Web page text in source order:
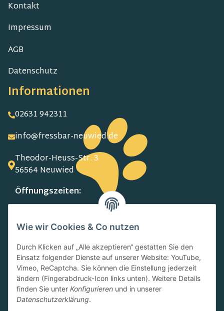
Kontakt
Impressum
AGB
Datenschutz
Informationen
02631 942311
info@fressbar-neuwied.de
Theodor-Heuss-Str. 3
56564 Neuwied
Öffnungszeiten:
09.00-13.00 Uhr
15.00-18.00 Uhr
SA:
10.00-13.00 Uhr
Newsletter
Wie wir Cookies & Co nutzen
Durch Klicken auf „Alle akzeptieren“ gestatten Sie den
Einsatz folgender Dienste auf unserer Website: YouTube,
Vimeo, ReCaptcha. Sie können die Einstellung jederzeit
ändern (Fingerabdruck-Icon links unten). Weitere Details
finden Sie unter Konfigurieren und in unserer
Datenschutzerklärung.